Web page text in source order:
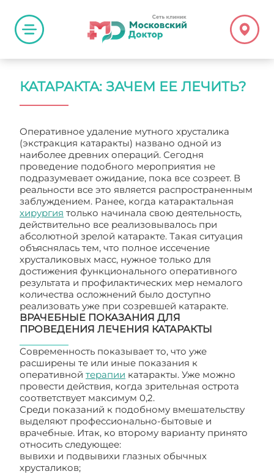
КАТАРАКТА: ЗАЧЕМ ЕЕ ЛЕЧИТЬ?
Оперативное удаление мутного хрусталика
(экстракция катаракты) названо одной из
наиболее древних операций. Сегодня
проведение подобного мероприятия не
подразумевает ожидание, пока все созреет. В
реальности все это является распространенным
заблуждением. Ранее, когда катарактальная
хирургия только начинала свою деятельность,
действительно все реализовывалось при
абсолютной зрелой катаракте. Такая ситуация
объяснялась тем, что полное иссечение
хрусталиковых масс, нужное только для
достижения функционального оперативного
результата и профилактических мер немалого
количества осложнений было доступно
реализовать уже при созревшей катаракте.
ВРАЧЕБНЫЕ ПОКАЗАНИЯ ДЛЯ
ПРОВЕДЕНИЯ ЛЕЧЕНИЯ КАТАРАКТЫ
Современность показывает то, что уже
расширены те или иные показания к
оперативной терапии катаракты. Уже можно
провести действия, когда зрительная острота
соответствует максимум 0,2.
Среди показаний к подобному вмешательству
выделяют профессионально-бытовые и
врачебные. Итак, ко второму варианту принято
относить следующее:
вывихи и подвывихи глазных обычных
хрусталиков;